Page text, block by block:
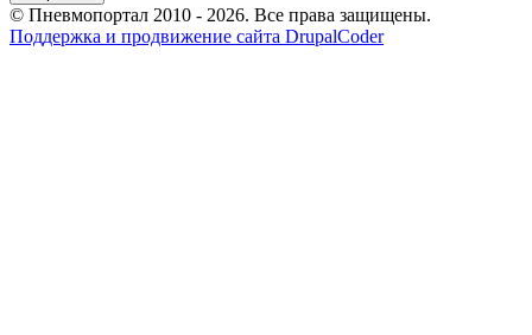
© Пневмопортал 2010 - 2026. Все права защищены.
Поддержка и продвижение сайта DrupalCoder